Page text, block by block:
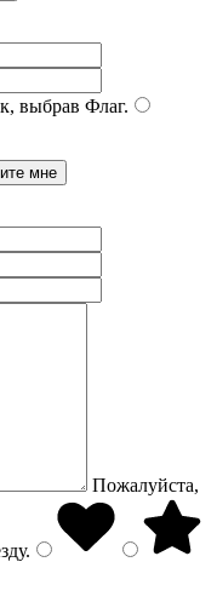
выбрав Флаг.
Пожалуйста,
.